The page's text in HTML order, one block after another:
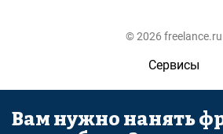
© 2026 freelance.ru
Сервисы
Помощь
Поиск
Вам нужно нанять